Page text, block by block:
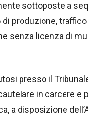
sottoposte a
produzione,
senza licenza di
presso il
in carcere e
a disposizione